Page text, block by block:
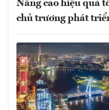
Nâng cao hiệu quả
chủ trương phát